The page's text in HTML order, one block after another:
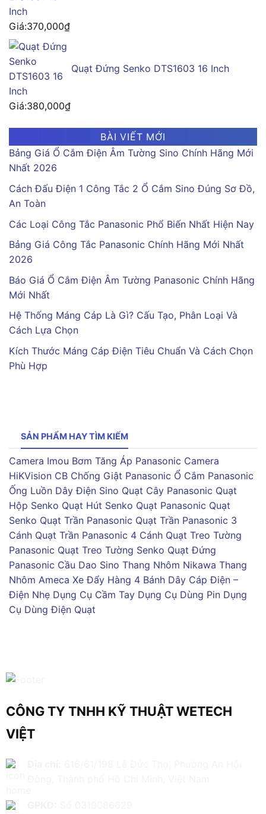
Giá:370,000₫
Quạt Đứng Senko DTS1603 16 Inch
Giá:380,000₫
BÀI VIẾT MỚI
Bảng Giá Ổ Cắm Điện Âm Tường Sino Chính Hãng Mới
Nhất 2026
Cách Đấu Điện 1 Công Tắc 2 Ổ Cắm Sino Đúng Sơ Đồ,
An Toàn
Các Loại Công Tắc Panasonic Phổ Biến Nhất Hiện Nay
Bảng Giá Công Tắc Panasonic Chính Hãng Mới Nhất
2026
Báo Giá Ổ Cắm Điện Âm Tường Panasonic Chính Hãng
Mới Nhất
Hệ Thống Máng Cáp Là Gì? Cấu Tạo, Phân Loại Và
Cách Lựa Chọn
Kích Thước Máng Cáp Điện Tiêu Chuẩn Và Cách Chọn
Phù Hợp
SẢN PHẨM HAY TÌM KIẾM
Camera Imou Bơm Tăng Áp Panasonic Camera
HiKVision CB Chống Giật Panasonic Ổ Cắm Panasonic
Ống Luồn Dây Điện Sino Quạt Cây Panasonic Quạt
Hộp Senko Quạt Hút Senko Quạt Panasonic Quạt
Senko Quạt Trần Panasonic Quạt Trần Panasonic 3
Cánh Quạt Trần Panasonic 4 Cánh Quạt Treo Tường
Panasonic Quạt Treo Tường Senko Quạt Đứng
Panasonic Cầu Dao Sino Thang Nhôm Nikawa Thang
Nhôm Ameca Xe Đẩy Hàng 4 Bánh Dây Cáp Điện –
Điện Nhẹ Dụng Cụ Cầm Tay Dụng Cụ Dùng Pin Dụng
Cụ Dùng Điện Quạt
CÔNG TY TNHH KỸ THUẬT WETECH
VIỆT